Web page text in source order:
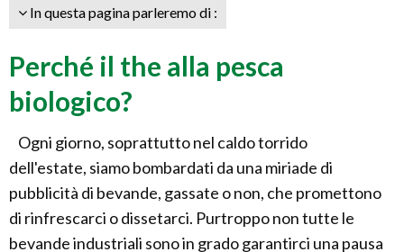
In questa pagina parleremo di :
Perché il the alla pesca
biologico?
Ogni giorno, soprattutto nel caldo torrido
dell'estate, siamo bombardati da una miriade di
pubblicità di bevande, gassate o non, che promettono
di rinfrescarci o dissetarci. Purtroppo non tutte le
bevande industriali sono in grado garantirci una pausa